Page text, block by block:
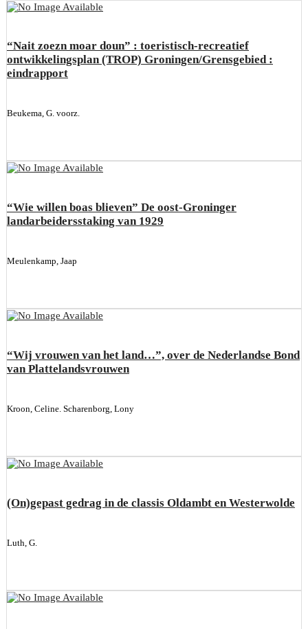
“Nait zoezn moar doun” : toeristisch-recreatief
ontwikkelingsplan (TROP) Groningen/Grensgebied :
eindrapport
Beukema, G. voorz.
“Wie willen boas blieven” De oost-Groninger
landarbeidersstaking van 1929
Meulenkamp, Jaap
“Wij vrouwen van het land…”, over de Nederlandse Bond
van Plattelandsvrouwen
Kroon, Celine. Scharenborg, Lony
(On)gepast gedrag in de classis Oldambt en Westerwolde
Luth, G.